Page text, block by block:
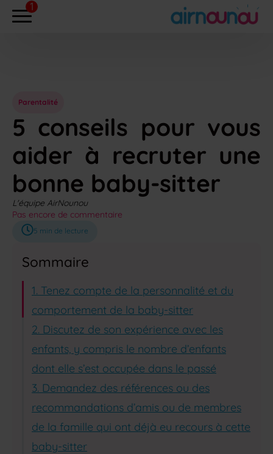
Parentalité
5 conseils pour vous
aider à recruter une
bonne baby-sitter
L'équipe AirNounou
Pas encore de commentaire
5 min de lecture
Sommaire
1. Tenez compte de la personnalité et du
comportement de la baby-sitter
2. Discutez de son expérience avec les
enfants, y compris le nombre d’enfants
dont elle s’est occupée dans le passé
3. Demandez des références ou des
recommandations d’amis ou de membres
de la famille qui ont déjà eu recours à cette
baby-sitter